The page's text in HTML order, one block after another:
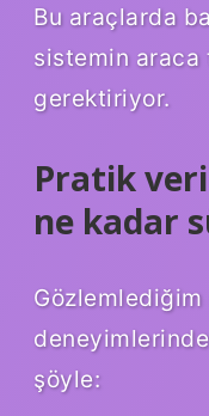
Bu araçlarda
sistemin araca
gerektiriyor.
Pratik
ne kadar
Gözlemlediğim
şöyle: